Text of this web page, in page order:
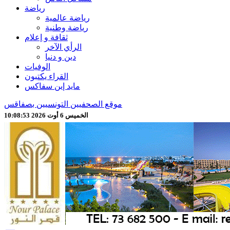
رياضة
رياضة عالمية
رياضة وطنية
ثقافة و إعلام
الرأي الآخر
دين و دنيا
الوفيات
القراء يكتبون
مايد إين سفاكس
موقع الصحفيين التونسيين بصفاقس
الخميس 6 أوت 2026 10:08:55